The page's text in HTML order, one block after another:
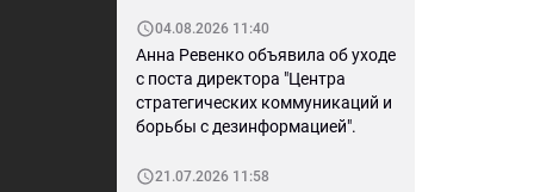
04.08.2026 11:40
Анна Ревенко объявила об уходе
с поста директора "Центра
стратегических коммуникаций и
борьбы с дезинформацией".
21.07.2026 11:58